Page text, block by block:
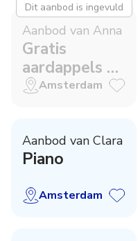
Dit aanbod is ingevuld
Aanbod van Anna
Gratis
aardappels op
het Anton de
Amsterdam
Aanbod van Clara
Piano
Amsterdam